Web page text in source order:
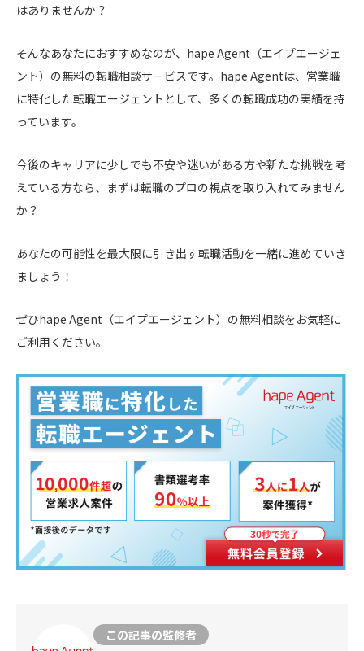
はありませんか？
そんなあなたにおすすめなのが、hape Agent（エイプエージェ
ント）の無料の転職相談サービスです。hape Agentは、営業職
に特化した転職エージェントとして、多くの転職成功の実績を持
っています。
今後のキャリアに少しでも不安や迷いがある方や新たな挑戦を考
えている方なら、まずは転職のプロの視点を取り入れてみません
か？
あなたの可能性を最大限に引き出す転職活動を一緒に進めていき
ましょう！
ぜひhape Agent（エイプエージェント）の無料相談をお気軽に
ご利用ください。
この記事の監修者